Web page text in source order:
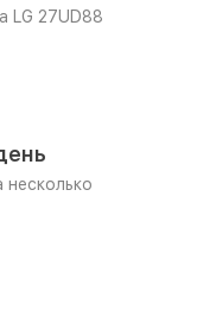
LG 27UD88
несколько